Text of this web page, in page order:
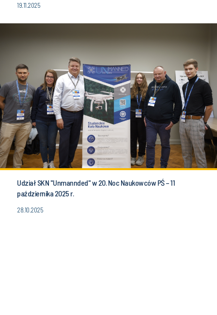
19.11.2025
Udział SKN "Unmannded" w 20. Noc Naukowców PŚ – 11
października 2025 r.
28.10.2025